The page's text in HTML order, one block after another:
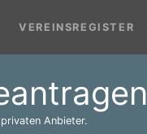
VEREINSREGISTER
Anbieter.